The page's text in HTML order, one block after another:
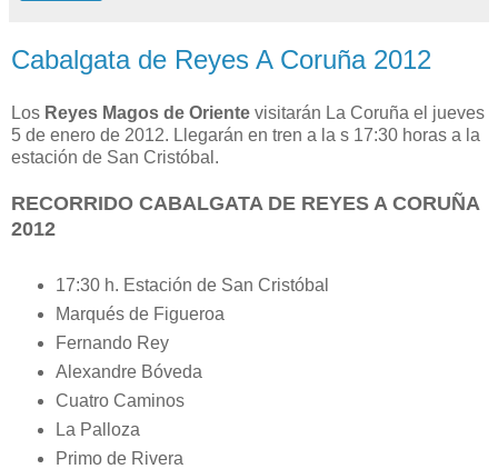
Cabalgata de Reyes A Coruña 2012
Los Reyes Magos de Oriente visitarán La Coruña el jueves
5 de enero de 2012. Llegarán en tren a la s 17:30 horas a la
estación de San Cristóbal.
RECORRIDO CABALGATA DE REYES A CORUÑA
2012
17:30 h. Estación de San Cristóbal
Marqués de Figueroa
Fernando Rey
Alexandre Bóveda
Cuatro Caminos
La Palloza
Primo de Rivera